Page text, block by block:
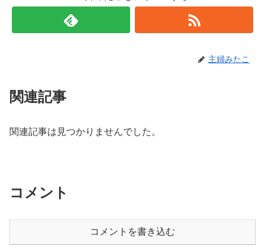
主婦みたこ
関連記事
関連記事は見つかりませんでした。
コメント
コメントを書き込む